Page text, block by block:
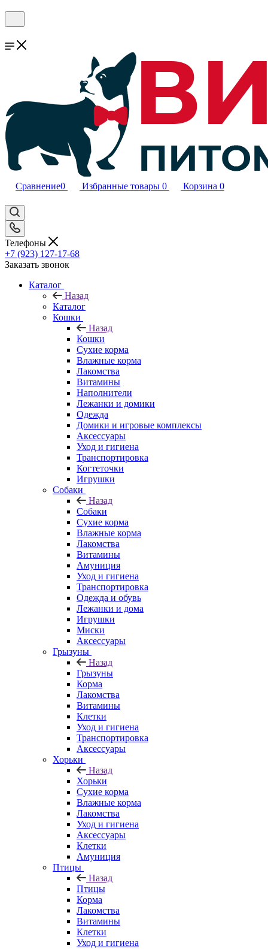
Сравнение0 Избранные товары 0 Корзина 0
Телефоны
+7 (923) 127-17-68
Заказать звонок
Каталог
Назад
Каталог
Кошки
Назад
Кошки
Сухие корма
Влажные корма
Лакомства
Витамины
Наполнители
Лежанки и домики
Одежда
Домики и игровые комплексы
Аксессуары
Уход и гигиена
Транспортировка
Когтеточки
Игрушки
Собаки
Назад
Собаки
Сухие корма
Влажные корма
Лакомства
Витамины
Амуниция
Уход и гигиена
Транспортировка
Одежда и обувь
Лежанки и дома
Игрушки
Миски
Аксессуары
Грызуны
Назад
Грызуны
Корма
Лакомства
Витамины
Клетки
Уход и гигиена
Транспортировка
Аксессуары
Хорьки
Назад
Хорьки
Сухие корма
Влажные корма
Лакомства
Уход и гигиена
Аксессуары
Клетки
Амуниция
Птицы
Назад
Птицы
Корма
Лакомства
Витамины
Клетки
Уход и гигиена